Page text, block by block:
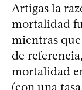
Artigas la
mortalidad
mientras
de
mortalidad
(con una